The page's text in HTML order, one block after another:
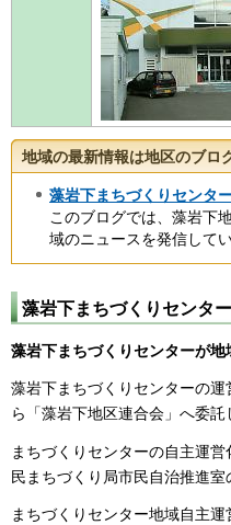
地域の最新情報は地区のブロ
藻岩下まちづくりセンタ
このブログでは、藻岩下
域のニュースを発信してい
藻岩下まちづくりセンタ
藻岩下まちづくりセンターが地
藻岩下まちづくりセンターの
ら「藻岩下地区連合会」へ委託
まちづくりセンターの自主運
民まちづくり局市民自治推進室
まちづくりセンター地域自主